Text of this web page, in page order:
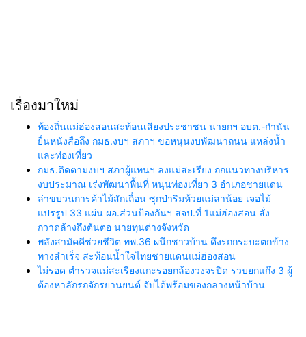
เรื่องมาใหม่
ท้องถิ่นแม่ฮ่องสอนสะท้อนเสียงประชาชน นายกฯ อบต.-กำนัน
ยื่นหนังสือถึง กมธ.งบฯ สภาฯ ขอหนุนงบพัฒนาถนน แหล่งน้ำ
และท่องเที่ยว
กมธ.ติดตามงบฯ สภาผู้แทนฯ ลงแม่สะเรียง ถกแนวทางบริหาร
งบประมาณ เร่งพัฒนาพื้นที่ หนุนท่องเที่ยว 3 อำเภอชายแดน
ล่าขบวนการค้าไม้สักเถื่อน ซุกป่าริมห้วยแม่ลาน้อย เจอไม้
แปรรูป 33 แผ่น ผอ.ส่วนป้องกันฯ สจป.ที่ 1แม่ฮ่องสอน สั่ง
กวาดล้างถึงต้นตอ นายทุนต่างจังหวัด
พลังสามัคคีช่วยชีวิต ทพ.36 ผนึกชาวบ้าน ดึงรถกระบะตกข้าง
ทางสำเร็จ สะท้อนน้ำใจไทยชายแดนแม่ฮ่องสอน
ไม่รอด ตำรวจแม่สะเรียงแกะรอยกล้องวงจรปิด รวบยกแก๊ง 3 ผู้
ต้องหาลักรถจักรยานยนต์ จับได้พร้อมของกลางหน้าบ้าน